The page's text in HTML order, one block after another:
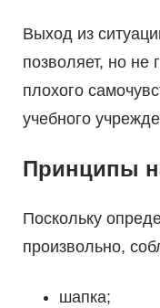
Выход из
позволяет, но не
плохого
учебного
Принципы
Поскольку
произвольно,
шапка;